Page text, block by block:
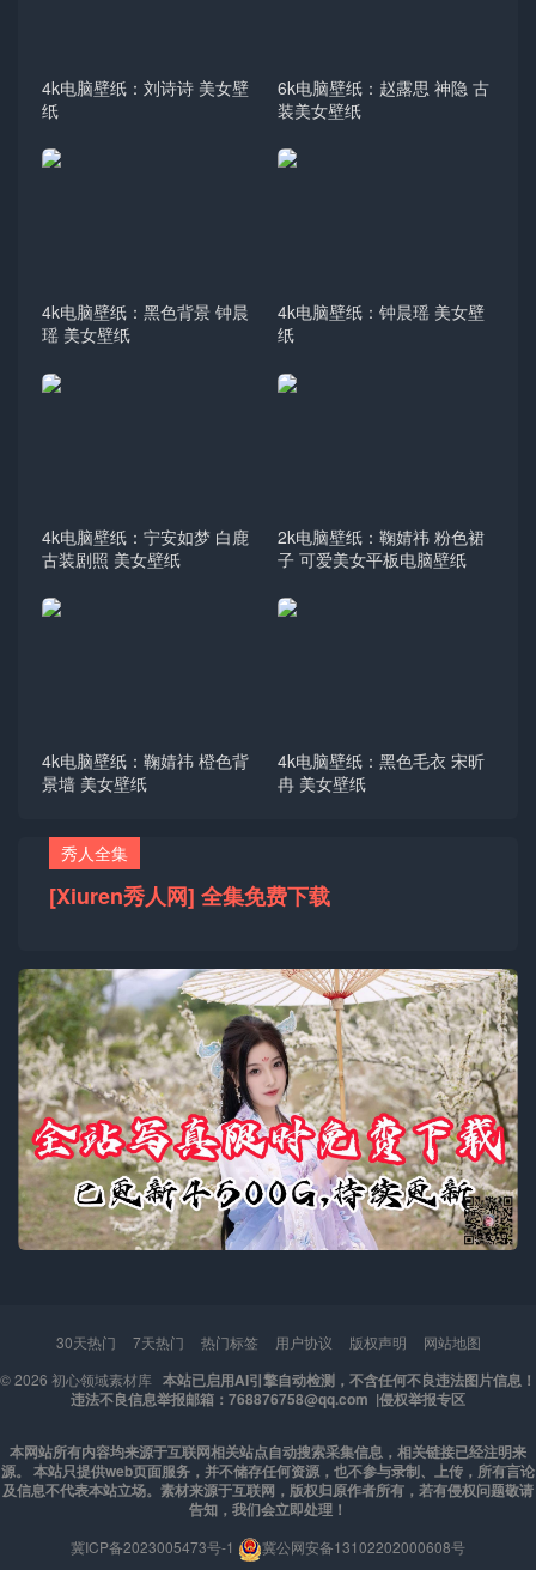
4k电脑壁纸：刘诗诗 美女壁
纸
6k电脑壁纸：赵露思 神隐 古
装美女壁纸
4k电脑壁纸：黑色背景 钟晨
瑶 美女壁纸
4k电脑壁纸：钟晨瑶 美女壁
纸
4k电脑壁纸：宁安如梦 白鹿
古装剧照 美女壁纸
2k电脑壁纸：鞠婧祎 粉色裙
子 可爱美女平板电脑壁纸
4k电脑壁纸：鞠婧祎 橙色背
景墙 美女壁纸
4k电脑壁纸：黑色毛衣 宋昕
冉 美女壁纸
秀人全集
[Xiuren秀人网] 全集免费下载
30天热门 7天热门 热门标签 用户协议 版权声明
网站地图
© 2026 初心领域素材库 本站已启用AI引擎自动检测，不含任何不良违法图片信息！
违法不良信息举报邮箱：768876758@qq.com |侵权举报专区
本网站所有内容均来源于互联网相关站点自动搜索采集信息，相关链接已经注明来
源。 本站只提供web页面服务，并不储存任何资源，也不参与录制、上传，所有言论
及信息不代表本站立场。素材来源于互联网，版权归原作者所有，若有侵权问题敬请
告知，我们会立即处理！
冀ICP备2023005473号-1 冀公网安备13102202000608号